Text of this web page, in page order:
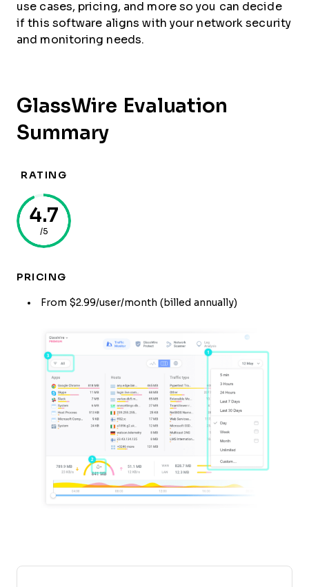
use cases, pricing, and more so you can decide
if this software aligns with your network security
and monitoring needs.
GlassWire Evaluation
Summary
RATING
4.7
/5
PRICING
From $2.99/user/month (billed annually)